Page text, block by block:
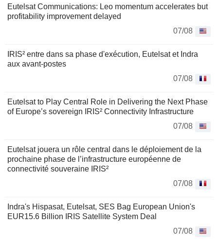
Eutelsat Communications: Leo momentum accelerates but
profitability improvement delayed
07/08
IRIS² entre dans sa phase d'exécution, Eutelsat et Indra
aux avant-postes
07/08
Eutelsat to Play Central Role in Delivering the Next Phase
of Europe’s sovereign IRIS² Connectivity Infrastructure
07/08
Eutelsat jouera un rôle central dans le déploiement de la
prochaine phase de l’infrastructure européenne de
connectivité souveraine IRIS²
07/08
Indra's Hispasat, Eutelsat, SES Bag European Union's
EUR15.6 Billion IRIS Satellite System Deal
07/08